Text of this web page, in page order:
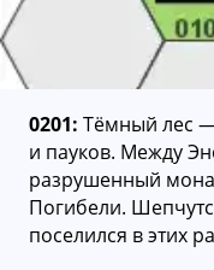
0201: Тёмный лес
и пауков. Между
разрушенный
Погибели.
поселился в этих